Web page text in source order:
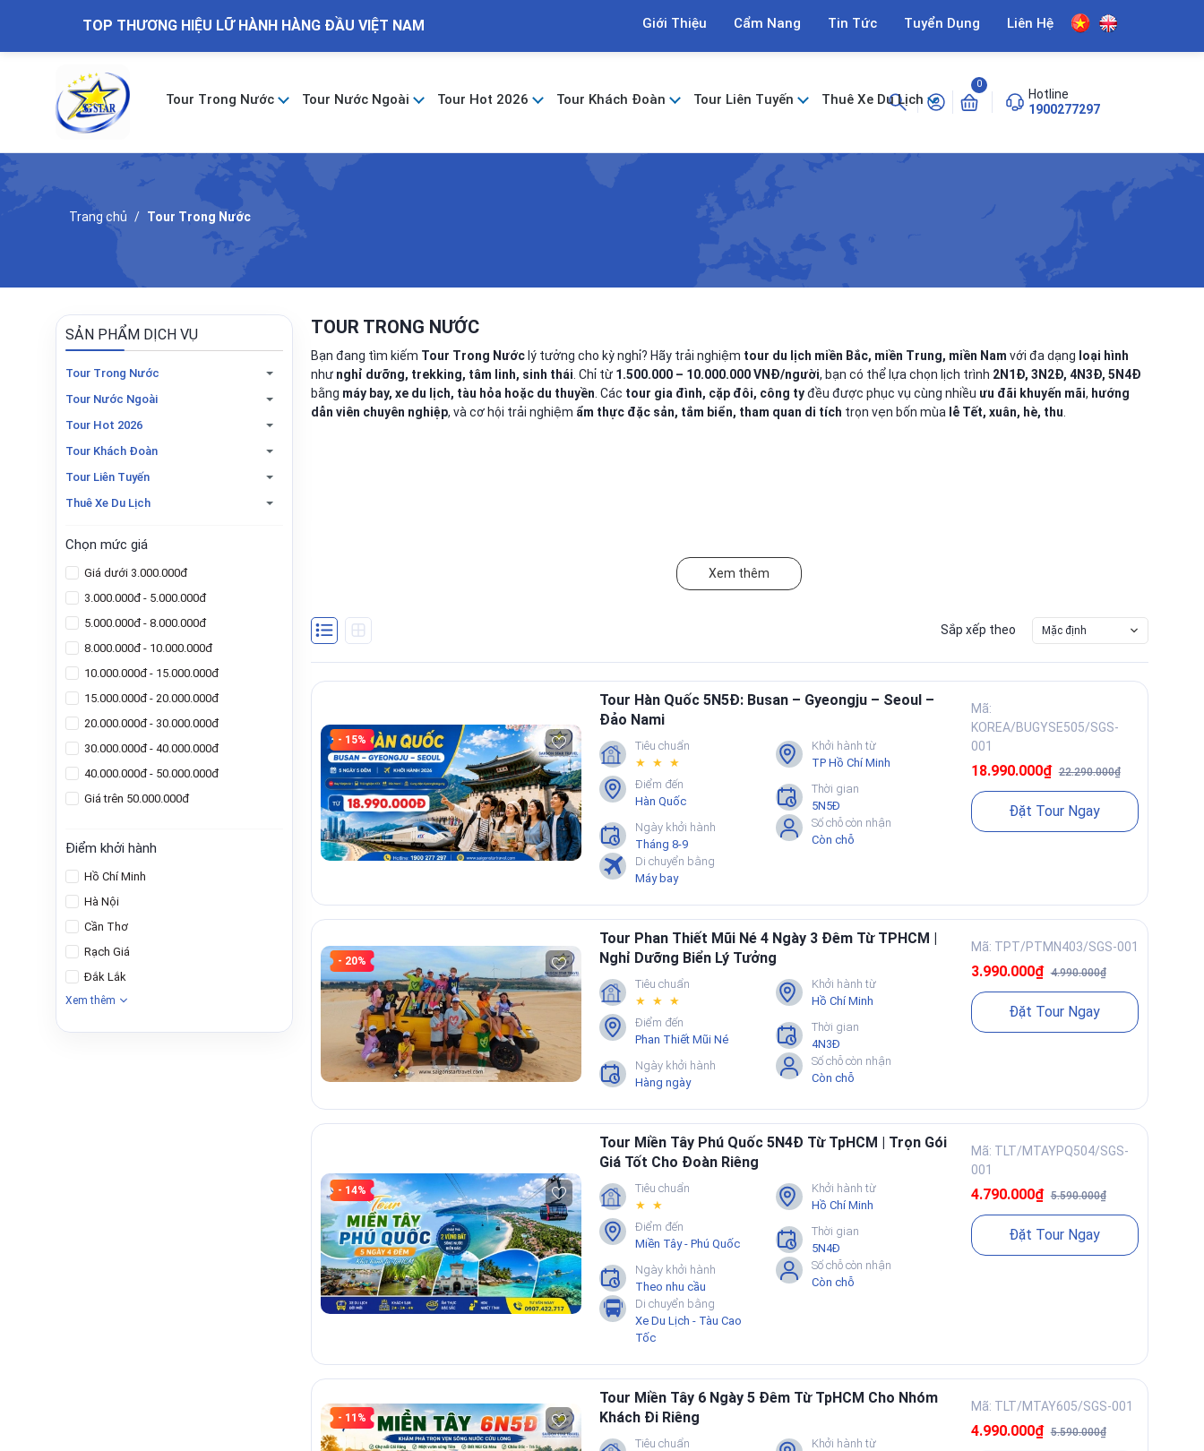
TOP THƯƠNG HIỆU LỮ HÀNH HÀNG ĐẦU VIỆT NAM Giới Thiệu Cẩm Nang Tin Tức Tuyển Dụng Liên Hệ
Tour Trong Nước Tour Nước Ngoài Tour Hot 2026 Tour Khách Đoàn Tour Liên Tuyến Thuê Xe Du Lịch
0
Hotline
1900277297
Trang chủ Tour Trong Nước
SẢN PHẨM DỊCH VỤ
Tour Trong Nước
Tour Nước Ngoài
Tour Hot 2026
Tour Khách Đoàn
Tour Liên Tuyến
Thuê Xe Du Lịch
Chọn mức giá
Giá dưới 3.000.000đ
3.000.000đ - 5.000.000đ
5.000.000đ - 8.000.000đ
8.000.000đ - 10.000.000đ
10.000.000đ - 15.000.000đ
15.000.000đ - 20.000.000đ
20.000.000đ - 30.000.000đ
30.000.000đ - 40.000.000đ
40.000.000đ - 50.000.000đ
Giá trên 50.000.000đ
Điểm khởi hành
Hồ Chí Minh
Hà Nội
Cần Thơ
Rạch Giá
Đắk Lắk
Xem thêm
TOUR TRONG NƯỚC
Bạn đang tìm kiếm Tour Trong Nước lý tưởng cho kỳ nghỉ? Hãy trải nghiệm tour du lịch miền Bắc, miền Trung, miền Nam với đa dạng loại hình
như nghỉ dưỡng, trekking, tâm linh, sinh thái . Chỉ từ 1.500.000 – 10.000.000 VNĐ/người, bạn có thể lựa chọn lịch trình 2N1Đ, 3N2Đ, 4N3Đ, 5N4Đ
bằng máy bay, xe du lịch, tàu hỏa hoặc du thuyền . Các tour gia đình, cặp đôi, công tyđều được phục vụ cùng nhiều ưu đãi khuyến mãi, hướng
dẫn viên chuyên nghiệp, và cơ hội trải nghiệm ẩm thực đặc sản, tắm biển, tham quan di tích trọn vẹn bốn mùa lễ Tết, xuân, hè, thu
Xem thêm
Sắp xếp theo Mặc định
- 15%
Tour Hàn Quốc 5N5Đ: Busan – Gyeongju – Seoul –
Đảo Nami
Tiêu chuẩn
★ ★ ★
Khởi hành từ
TP Hồ Chí Minh
Điểm đến
Hàn Quốc
Thời gian
5N5Đ
Ngày khởi hành
Tháng 8-9
Số chỗ còn nhận
Còn chỗ
Di chuyển bằng
Máy bay
Mã:
KOREA/BUGYSE505/SGS-
001
18.990.000₫22.290.000₫
Đặt Tour Ngay
- 20%
Tour Phan Thiết Mũi Né 4 Ngày 3 Đêm Từ TPHCM |
Nghỉ Dưỡng Biển Lý Tưởng
Tiêu chuẩn
★ ★ ★
Khởi hành từ
Hồ Chí Minh
Điểm đến
Phan Thiết Mũi Né
Thời gian
4N3Đ
Ngày khởi hành
Hàng ngày
Số chỗ còn nhận
Còn chỗ
Mã: TPT/PTMN403/SGS-001
3.990.000₫4.990.000₫
Đặt Tour Ngay
- 14%
Tour Miền Tây Phú Quốc 5N4Đ Từ TpHCM | Trọn Gói
Giá Tốt Cho Đoàn Riêng
Tiêu chuẩn
★ ★
Khởi hành từ
Hồ Chí Minh
Điểm đến
Miền Tây - Phú Quốc
Thời gian
5N4Đ
Ngày khởi hành
Theo nhu cầu
Số chỗ còn nhận
Còn chỗ
Di chuyển bằng
Xe Du Lịch - Tàu Cao
Tốc
Mã: TLT/MTAYPQ504/SGS-
001
4.790.000₫5.590.000₫
Đặt Tour Ngay
- 11%
Tour Miền Tây 6 Ngày 5 Đêm Từ TpHCM Cho Nhóm
Khách Đi Riêng
Tiêu chuẩn
Khởi hành từ
Mã: TLT/MTAY605/SGS-001
4.990.000₫5.590.000₫